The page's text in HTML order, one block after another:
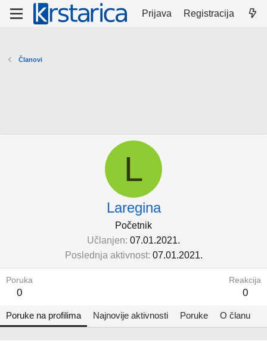
Prijava Registracija
Članovi
L
Laregina
Početnik
Učlanjen 07.01.2021.
Poslednja aktivnost 07.01.2021.
Poruka
0
Reakcija
0
Poruke na profilima Najnovije aktivnosti Poruke O članu